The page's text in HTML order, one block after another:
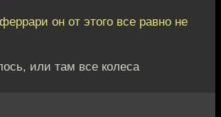
он от этого все равно не
или там все колеса